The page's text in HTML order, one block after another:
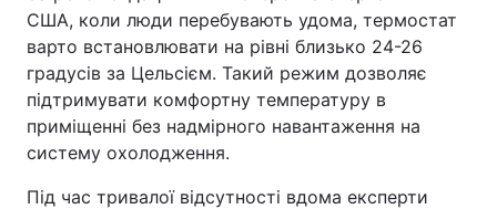
США, коли люди перебувають удома, термостат
варто встановлювати на рівні близько 24-26
градусів за Цельсієм. Такий режим дозволяє
підтримувати комфортну температуру в
приміщенні без надмірного навантаження на
систему охолодження.
Під час тривалої відсутності вдома експерти